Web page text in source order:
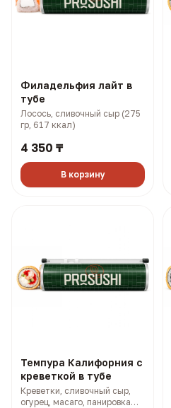
Филадельфия лайт в
тубе
Лосось, сливочный сыр (275
гр, 617 ккал)
4 350 ₸
В корзину
Темпура Калифорния с
креветкой в тубе
Креветки, сливочный сыр,
огурец, масаго, панировка